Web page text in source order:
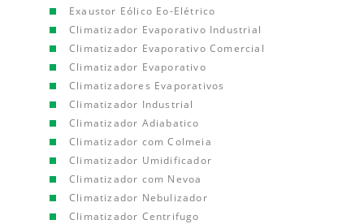
Exaustor Eólico Eo-Elétrico
Climatizador Evaporativo Industrial
Climatizador Evaporativo Comercial
Climatizador Evaporativo
Climatizadores Evaporativos
Climatizador Industrial
Climatizador Adiabatico
Climatizador com Colmeia
Climatizador Umidificador
Climatizador com Nevoa
Climatizador Nebulizador
Climatizador Centrifugo